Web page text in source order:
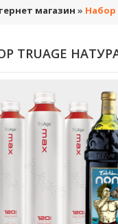
магазин » Набор
TRUAGE